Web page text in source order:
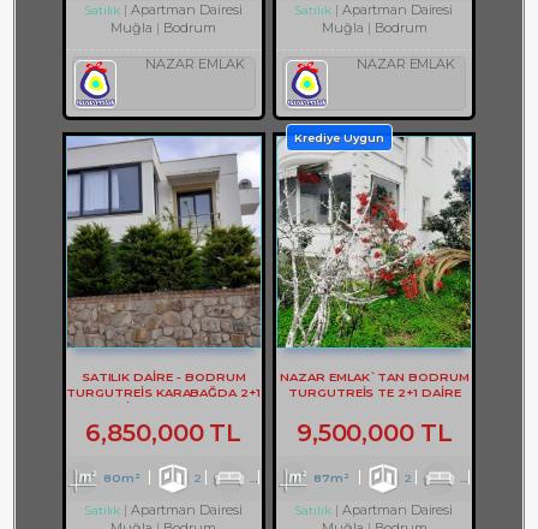
Satılık
Apartman Dairesi
Muğla
Bodrum
NAZAR EMLAK
Satılık
Apartman Dairesi
Muğla
Bodrum
NAZAR EMLAK
SATILIK DAİRE - BODRUM
TURGUTREİS KARABAĞDA 2+1
6,850,000 TL
80m² 2 1
Satılık
Apartman Dairesi
Krediye Uygun
NAZAR EMLAK`TAN BODRUM
TURGUTREİS TE 2+1 DAİRE
9,500,000 TL
87m² 2
Satılık
Apartman Dairesi